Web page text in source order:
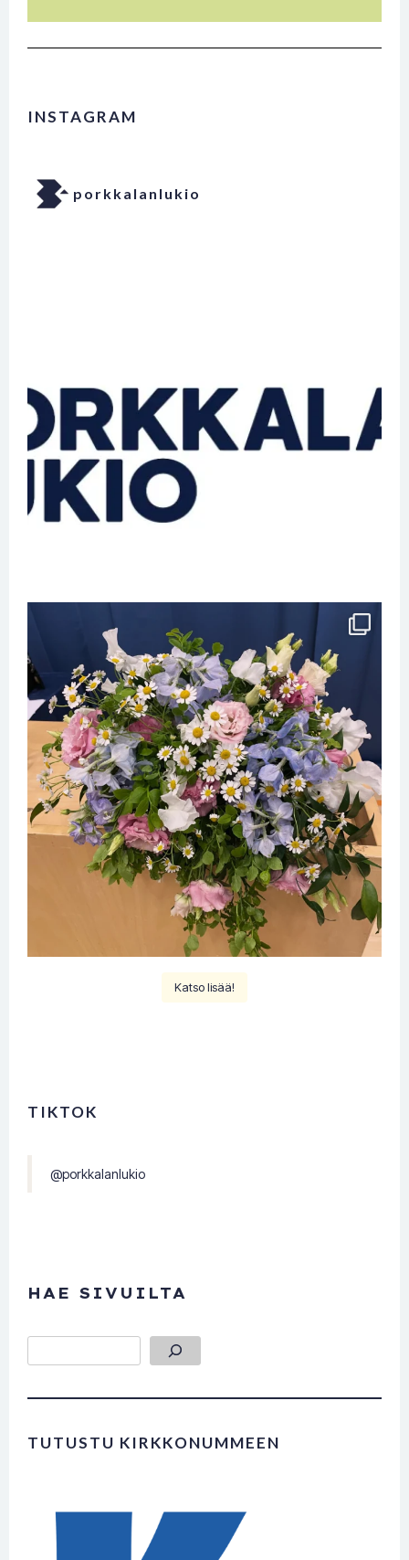
INSTAGRAM
porkkalanlukio
Katso lisää!
TIKTOK
@porkkalanlukio
HAE SIVUILTA
TUTUSTU KIRKKONUMMEEN